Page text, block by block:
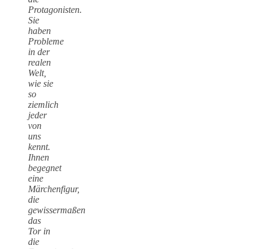
Protagonisten.
Sie
haben
Probleme
in der
realen
Welt,
wie sie
so
ziemlich
jeder
von
uns
kennt.
Ihnen
begegnet
eine
Märchenfigur,
die
gewissermaßen
das
Tor in
die